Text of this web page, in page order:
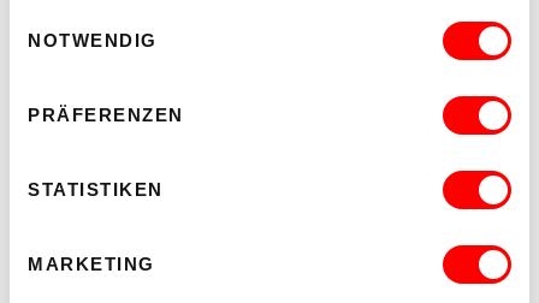
NOTWENDIG
PRÄFERENZEN
STATISTIKEN
MARKETING
PLATZKONZERTE 2026
Hof